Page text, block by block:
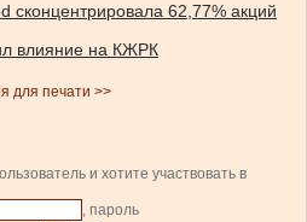
сконцентрировала 62,77% акций
влияние на КЖРК
для печати >>
и хотите участвовать в
, пароль